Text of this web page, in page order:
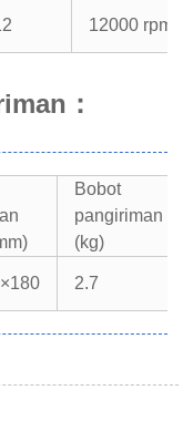
12000 rpm
：
Bobot
pangiriman
(kg)
2.7